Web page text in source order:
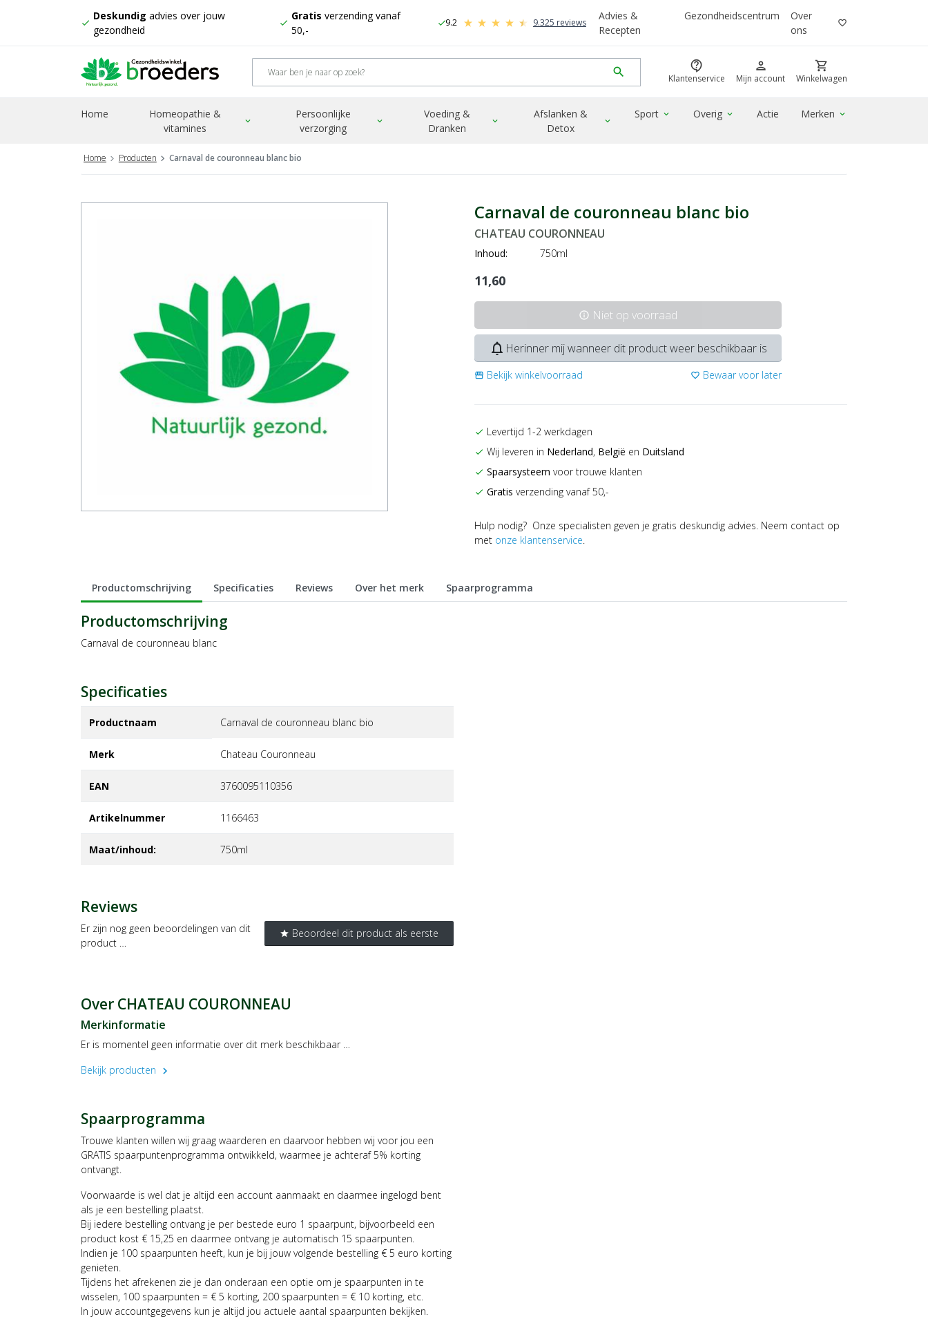
check
Deskundig advies over jouw
gezondheid
check
Gratis verzending vanaf
50,-
check9.2 9.325 reviews
Advies &
Recepten
Gezondheidscentrum
Over
ons
favorite_border
search contact_support
Klantenservice
person
Mijn account
shopping_cart
Winkelwagen
Home
Homeopathie &
vitamines
expand_more
Persoonlijke
verzorging
expand_more
Voeding &
Dranken
expand_more
Afslanken &
Detox
expand_more
Sport expand_more Overig expand_more Actie Merken expand_more
Home Producten Carnaval de couronneau blanc bio
Carnaval de couronneau blanc bio
CHATEAU COURONNEAU
Inhoud: 750ml
11,60
info Niet op voorraad
notifications_none Herinner mij wanneer dit product weer beschikbaar is
storefront Bekijk winkelvoorraad favorite_border Bewaar voor later
check Levertijd 1-2 werkdagen
check Wij leveren in Nederland, België en Duitsland
check Spaarsysteem voor trouwe klanten
check Gratis verzending vanaf 50,-
Hulp nodig? Onze specialisten geven je gratis deskundig advies. Neem contact op
met onze klantenservice.
Productomschrijving Specificaties Reviews Over het merk Spaarprogramma
Productomschrijving
Carnaval de couronneau blanc
Specificaties
Productnaam Carnaval de couronneau blanc bio
Merk chateau couronneau
EAN 3760095110356
Artikelnummer 1166463
Maat/inhoud: 750ml
Reviews
star Beoordeel dit product als eerste
Er zijn nog geen beoordelingen van dit
product …
Over CHATEAU COURONNEAU
Merkinformatie
Er is momentel geen informatie over dit merk beschikbaar …
Bekijk producten
chevron_right
Spaarprogramma
Trouwe klanten willen wij graag waarderen en daarvoor hebben wij voor jou een
GRATIS spaarpuntenprogramma ontwikkeld, waarmee je achteraf 5% korting
ontvangt.
Voorwaarde is wel dat je altijd een account aanmaakt en daarmee ingelogd bent
als je een bestelling plaatst.
Bij iedere bestelling ontvang je per bestede euro 1 spaarpunt, bijvoorbeeld een
product kost € 15,25 en daarmee ontvang je automatisch 15 spaarpunten.
Indien je 100 spaarpunten heeft, kun je bij jouw volgende bestelling € 5 euro korting
genieten.
Tijdens het afrekenen zie je dan onderaan een optie om je spaarpunten in te
wisselen, 100 spaarpunten = € 5 korting, 200 spaarpunten = € 10 korting, etc.
In jouw accountgegevens kun je altijd jou actuele aantal spaarpunten bekijken.